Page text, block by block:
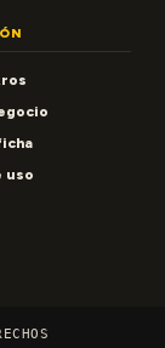
uso